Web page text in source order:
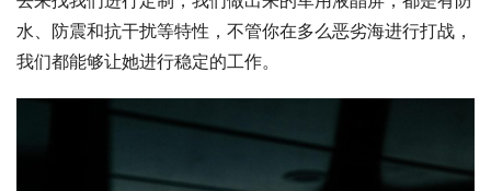
水、防震和抗干扰等特性，不管你在多么恶劣海进行打战，
我们都能够让她进行稳定的工作。